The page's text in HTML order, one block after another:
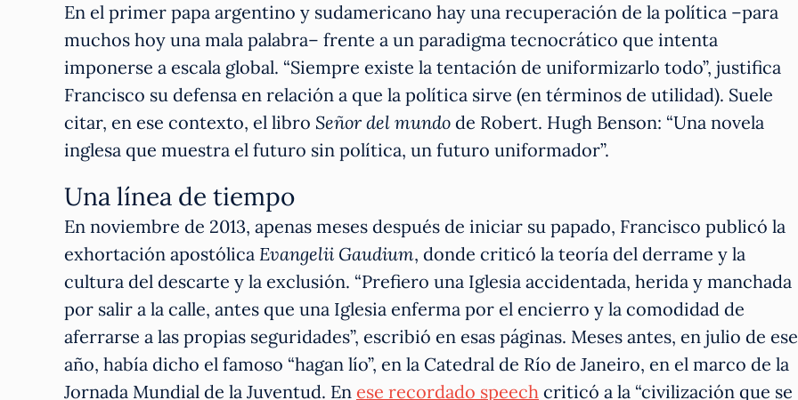
En el primer papa argentino y sudamericano hay una recuperación de la política –para
muchos hoy una mala palabra– frente a un paradigma tecnocrático que intenta
imponerse a escala global. “Siempre existe la tentación de uniformizarlo todo”, justifica
Francisco su defensa en relación a que la política sirve (en términos de utilidad). Suele
citar, en ese contexto, el libro Señor del mundo de Robert. Hugh Benson: “Una novela
inglesa que muestra el futuro sin política, un futuro uniformador”.
Una línea de tiempo
En noviembre de 2013, apenas meses después de iniciar su papado, Francisco publicó la
exhortación apostólica Evangelii Gaudium, donde criticó la teoría del derrame y la
cultura del descarte y la exclusión. “Prefiero una Iglesia accidentada, herida y manchada
por salir a la calle, antes que una Iglesia enferma por el encierro y la comodidad de
aferrarse a las propias seguridades”, escribió en esas páginas. Meses antes, en julio de ese
año, había dicho el famoso “hagan lío”, en la Catedral de Río de Janeiro, en el marco de la
Jornada Mundial de la Juventud. En ese recordado speech criticó a la “civilización que se